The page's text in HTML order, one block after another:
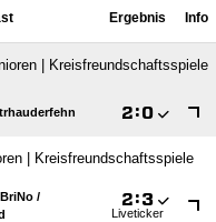
Ergebnis Info
| Kreisfreundschaftsspiele
:
| Kreisfreundschaftsspiele
/​
:
Liveticker